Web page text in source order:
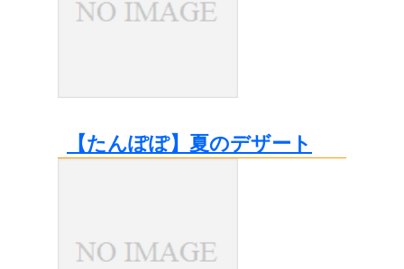
【たんぽぽ】夏のデザート